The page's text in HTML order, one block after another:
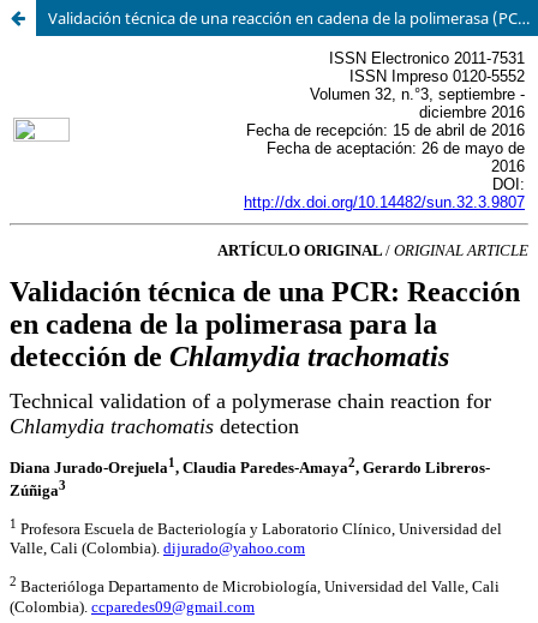
Validación técnica de una reacción en cadena de la polimerasa (PCR) para la detección de Chlamydia trachomatis